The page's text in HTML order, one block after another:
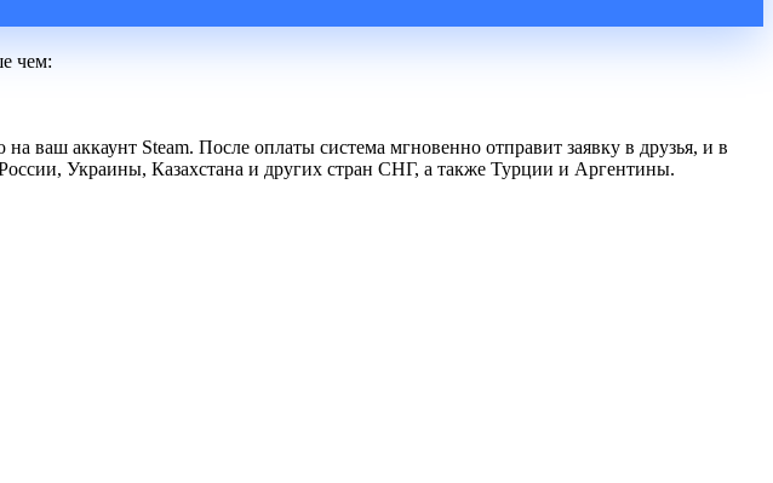
чем:
ваш аккаунт Steam. После оплаты система мгновенно отправит заявку в друзья, и в
Украины, Казахстана и других стран СНГ, а также Турции и Аргентины.